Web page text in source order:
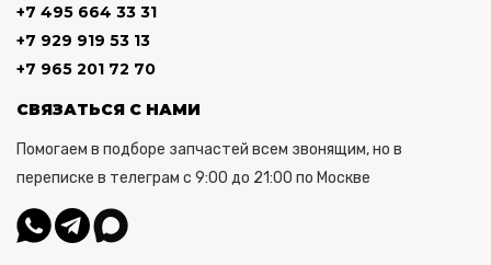
+7 495 664 33 31
+7 929 919 53 13
+7 965 201 72 70
СВЯЗАТЬСЯ С НАМИ
Помогаем в подборе запчастей всем звонящим, но в
переписке в телеграм с 9:00 до 21:00 по Москве